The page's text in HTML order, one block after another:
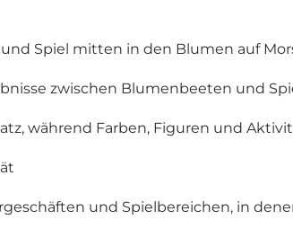
Spiel mitten in den Blumen auf
zwischen Blumenbeeten und
während Farben, Figuren und
und Spielbereichen, in